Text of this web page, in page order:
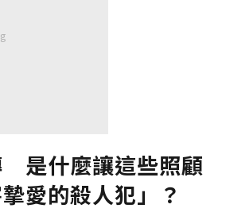
是什麼讓這些照顧
愛的殺人犯」？